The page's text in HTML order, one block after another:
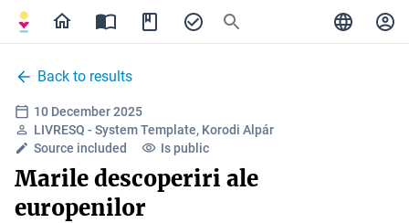
Back to results
10 December 2025
LIVRESQ - System Template, Korodi Alpár
Source included
Is public
Marile descoperiri ale
europenilor